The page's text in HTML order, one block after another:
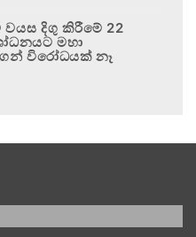
වයස දිගු කිරීමේ 22
මහා
විරෝධයක් නෑ